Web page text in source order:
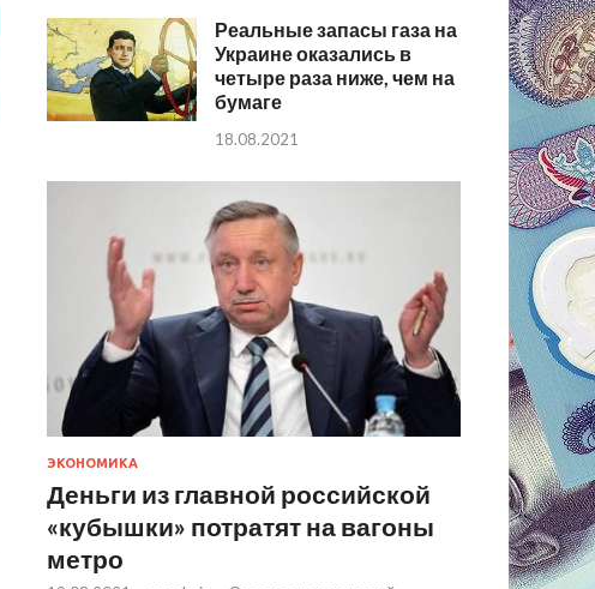
Реальные запасы газа на
Украине оказались в
четыре раза ниже, чем на
бумаге
18.08.2021
ЭКОНОМИКА
Деньги из главной российской
«кубышки» потратят на вагоны
метро